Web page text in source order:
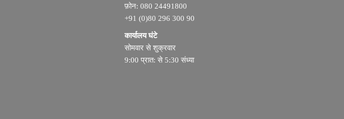
फ़ोन: 080 24491800
+91 (0)80 296 300 90
कार्यालय घंटे
सोमवार से शुक्रवार
9:00 प्रात: से 5:30 संध्या